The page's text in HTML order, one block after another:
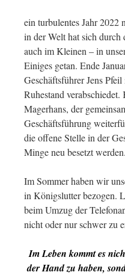
ein turbulentes Jahr 2022
in der Welt hat sich durch
auch im Kleinen – in
Einiges getan. Ende
Geschäftsführer Jens
Ruhestand
Magerhans, der
Geschäftsführung
die offene Stelle in der
Minge neu besetzt werden.
Im Sommer haben wir
in Königslutter bezogen.
beim Umzug der
nicht oder nur schwer zu
Im Leben kommt es
der Hand zu haben,